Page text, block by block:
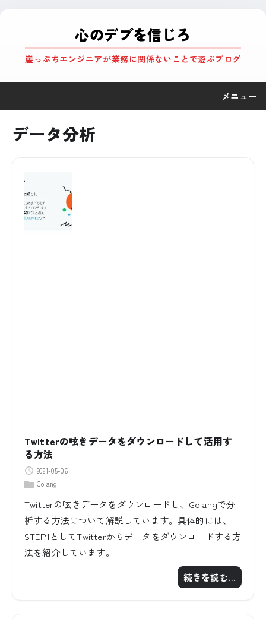
心のデブを信じろ
崖っぷちエンジニアが業務に関係ないことで遊ぶブログ
メニュー
データ分析
Twitterの呟きデータをダウンロードして活用す
る方法
2021-05-06
Golang
Twitterの呟きデータをダウンロードし、Golangで分
析する方法について解説しています。具体的には、
STEP1としてTwitterからデータをダウンロードする方
法を紹介しています。
続きを読む…